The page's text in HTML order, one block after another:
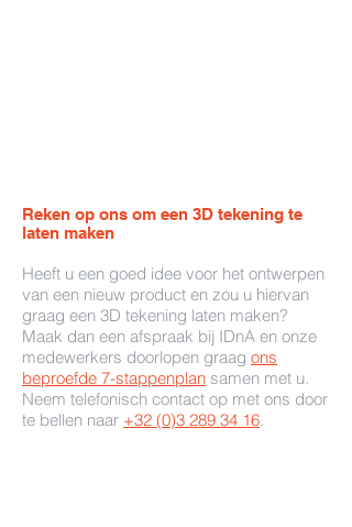
Reken op ons om een 3D tekening te
laten maken
Heeft u een goed idee voor het ontwerpen
van een nieuw product en zou u hiervan
graag een 3D tekening laten maken?
Maak dan een afspraak bij IDnA en onze
medewerkers doorlopen graag ons
beproefde 7-stappenplan samen met u.
Neem telefonisch contact op met ons door
te bellen naar +32 (0)3 289 34 16.